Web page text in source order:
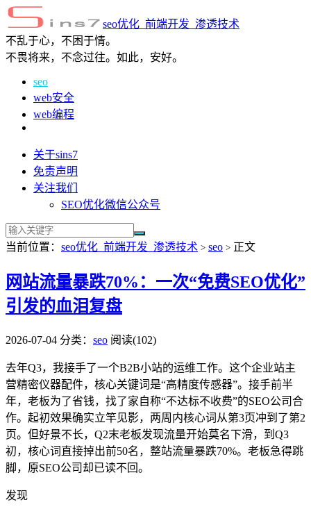
seo优化_前端开发_渗透技术
不乱于心，不困于情。
不畏将来，不念过往。如此，安好。
seo
web安全
web编程
关于sins7
免责声明
关注我们
SEO优化微信公众号
当前位置： seo优化_前端开发_渗透技术 > seo > 正文
网站流量暴跌70%：一次“免费SEO优化”
引发的血泪复盘
2026-07-04 分类： seo 阅读(102)
去年Q3，我接手了一个B2B小站的运维工作。这个企业站主
营精密仪器配件，核心关键词是“高精度传感器”。接手前半
年，老板为了省钱，找了家自称“不达标不收费”的SEO公司合
作。起初效果确实立竿见影，两周内核心词从第3页冲到了第2
页。但好景不长，Q2末老板发现流量开始莫名下滑，到Q3
初，核心词直接掉出前50名，整站流量暴跌70%。老板急得跳
脚，原SEO公司却已读不回。
发现